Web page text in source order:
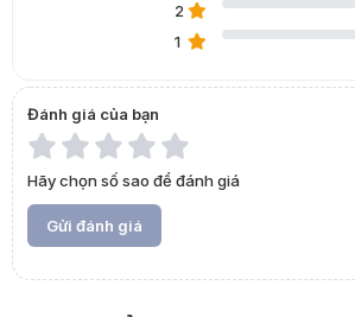
2
1
Đánh giá của bạn
Hãy chọn số sao để đánh giá
Gửi đánh giá